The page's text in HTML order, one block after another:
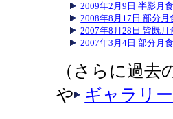
2009年2月9日 半影月食
2008年8月17日 部分月
2007年8月28日 皆既月
2007年3月4日 部分月食
（さらに過
や
ギャラリ